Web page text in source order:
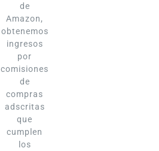
de
Amazon,
obtenemos
ingresos
por
comisiones
de
compras
adscritas
que
cumplen
los